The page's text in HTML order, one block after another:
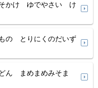
かけ ゆでやさい け
の とりにくのだいず
ん まめまめみそま